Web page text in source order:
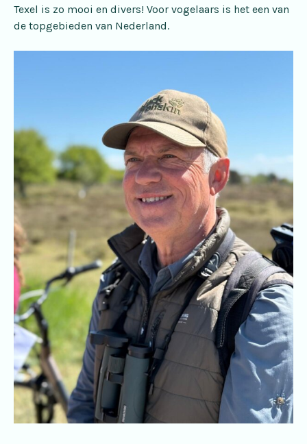
Texel is zo mooi en divers! Voor vogelaars is het een van
de topgebieden van Nederland.